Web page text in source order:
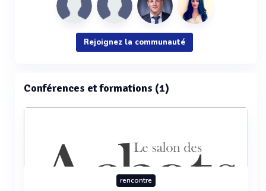
Rejoignez la communauté
Conférences et formations (1)
rencontre